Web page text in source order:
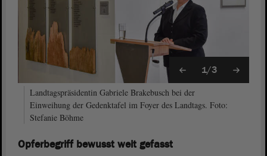
1/3
Landtagspräsidentin Gabriele Brakebusch bei der
Einweihung der Gedenktafel im Foyer des Landtags. Foto:
Stefanie Böhme
Opferbegriff bewusst weit gefasst